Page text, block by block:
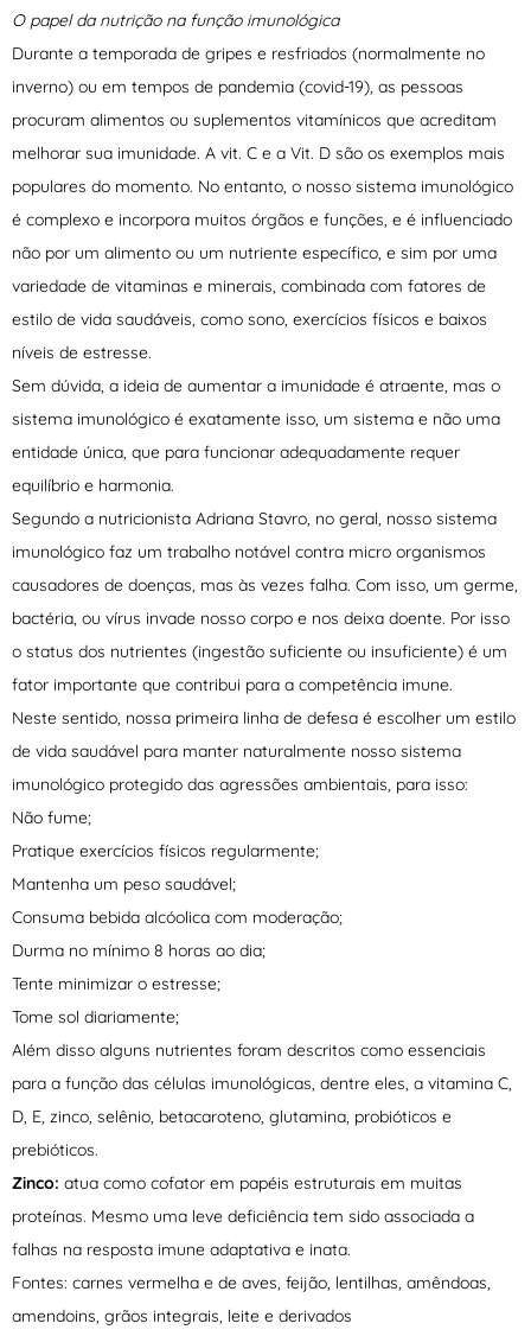
O papel da nutrição na função imunológica
Durante a temporada de gripes e resfriados (normalmente no
inverno) ou em tempos de pandemia (covid-19), as pessoas
procuram alimentos ou suplementos vitamínicos que acreditam
melhorar sua imunidade. A vit. C e a Vit. D são os exemplos mais
populares do momento. No entanto, o nosso sistema imunológico
é complexo e incorpora muitos órgãos e funções, e é influenciado
não por um alimento ou um nutriente específico, e sim por uma
variedade de vitaminas e minerais, combinada com fatores de
estilo de vida saudáveis, como sono, exercícios físicos e baixos
níveis de estresse.
Sem dúvida, a ideia de aumentar a imunidade é atraente, mas o
sistema imunológico é exatamente isso, um sistema e não uma
entidade única, que para funcionar adequadamente requer
equilíbrio e harmonia.
Segundo a nutricionista Adriana Stavro, no geral, nosso sistema
imunológico faz um trabalho notável contra micro organismos
causadores de doenças, mas às vezes falha. Com isso, um germe,
bactéria, ou vírus invade nosso corpo e nos deixa doente. Por isso
o status dos nutrientes (ingestão suficiente ou insuficiente) é um
fator importante que contribui para a competência imune.
Neste sentido, nossa primeira linha de defesa é escolher um estilo
de vida saudável para manter naturalmente nosso sistema
imunológico protegido das agressões ambientais, para isso:
Não fume;
Pratique exercícios físicos regularmente;
Mantenha um peso saudável;
Consuma bebida alcóolica com moderação;
Durma no mínimo 8 horas ao dia;
Tente minimizar o estresse;
Tome sol diariamente;
Além disso alguns nutrientes foram descritos como essenciais
para a função das células imunológicas, dentre eles, a vitamina C,
D, E, zinco, selênio, betacaroteno, glutamina, probióticos e
prebióticos.
Zinco: atua como cofator em papéis estruturais em muitas
proteínas. Mesmo uma leve deficiência tem sido associada a
falhas na resposta imune adaptativa e inata.
Fontes: carnes vermelha e de aves, feijão, lentilhas, amêndoas,
amendoins, grãos integrais, leite e derivados